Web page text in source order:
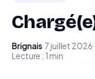
Brignais·7 juillet 2026·
Lecture : 1 min